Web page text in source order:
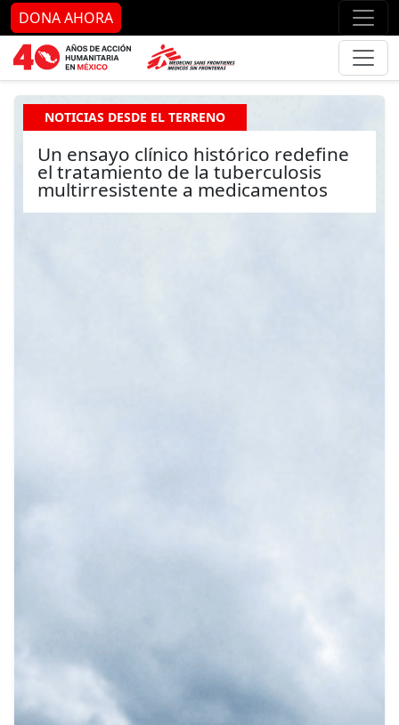
Ir al contenido principal Ir
DONA AHORA
NOTICIAS DESDE EL TERRENO
Un ensayo clínico histórico redefine
el tratamiento de la tuberculosis
multirresistente a medicamentos